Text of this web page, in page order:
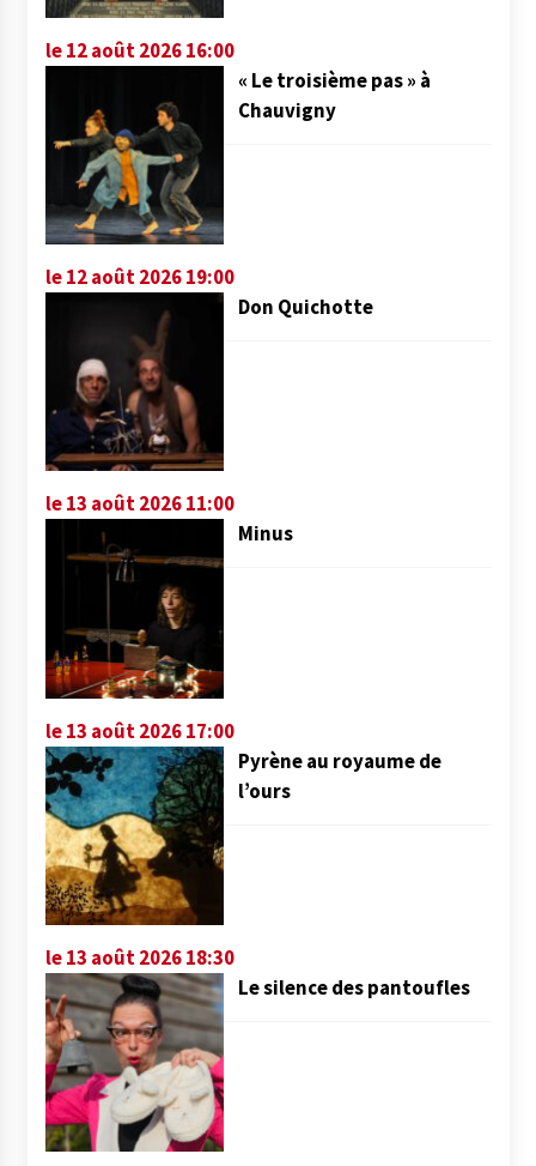
le 12 août 2026 16:00
« Le troisième pas » à
Chauvigny
le 12 août 2026 19:00
Don Quichotte
le 13 août 2026 11:00
Minus
le 13 août 2026 17:00
Pyrène au royaume de
l’ours
le 13 août 2026 18:30
Le silence des pantoufles